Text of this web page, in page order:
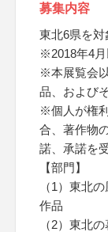
募集内容
東北6県を
※2018年4月
※本展覧会
品、および
※個人が権
合、著作物
諾、承諾を
【部門】
（1）東北
作品
（2）東北